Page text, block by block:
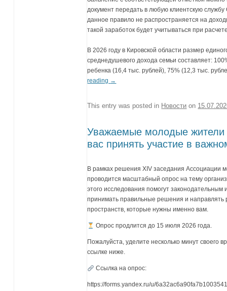
документ передать в любую клиентскую
данное правило не распространяется на
такой заработок будет учитываться при
В 2026 году в Кировской области размер
среднедушевого дохода семьи составляет:
ребенка (16,4 тыс. рублей), 75% (12,3 тыс.
reading →
This entry was posted in Новости on
Уважаемые молодые
вас принять участие в
В рамках решения XIV заседания
проводится масштабный опрос на тему
этого исследования помогут
принимать правильные решения и направлять
пространств, которые нужны именно вам.
Опрос продлится до 15 июля 2026 года.
Пожалуйста, уделите несколько минут своего
ссылке ниже.
Ссылка на опрос:
https://forms.yandex.ru/u/